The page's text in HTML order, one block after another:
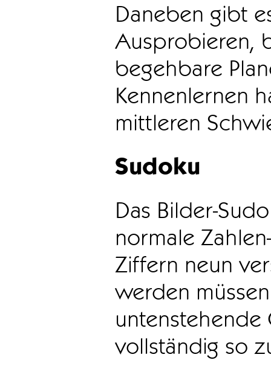
Daneben gibt
Ausprobieren,
begehbare
Kennenlernen
mittleren
Sudoku
Das Bilder-
normale
Ziffern neun
werden
vollständig so